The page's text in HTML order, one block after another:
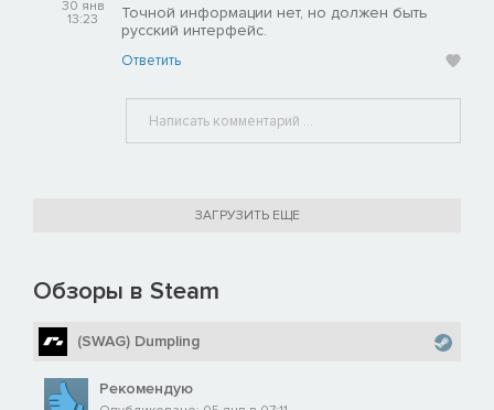
30 янв
13:23
Точной информации нет, но должен быть
русский интерфейс.
Ответить
ЗАГРУЗИТЬ ЕЩЕ
Обзоры в Steam
(SWAG) Dumpling
Рекомендую